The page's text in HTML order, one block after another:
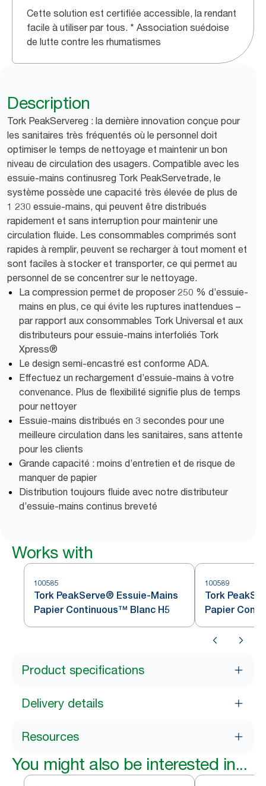
Cette solution est certifiée accessible, la rendant
facile à utiliser par tous. * Association suédoise
de lutte contre les rhumatismes
Description
Tork PeakServereg : la dernière innovation conçue pour
les sanitaires très fréquentés où le personnel doit
optimiser le temps de nettoyage et maintenir un bon
niveau de circulation des usagers. Compatible avec les
essuie-mains continusreg Tork PeakServetrade, le
système possède une capacité très élevée de plus de
1 230 essuie-mains, qui peuvent être distribués
rapidement et sans interruption pour maintenir une
circulation fluide. Les consommables comprimés sont
rapides à remplir, peuvent se recharger à tout moment et
sont faciles à stocker et transporter, ce qui permet au
personnel de se concentrer sur le nettoyage.
La compression permet de proposer 250 % d’essuie-
mains en plus, ce qui évite les ruptures inattendues –
par rapport aux consommables Tork Universal et aux
distributeurs pour essuie-mains interfoliés Tork
Xpress®
Le design semi-encastré est conforme ADA.
Effectuez un rechargement d’essuie-mains à votre
convenance. Plus de flexibilité signifie plus de temps
pour nettoyer
Essuie-mains distribués en 3 secondes pour une
meilleure circulation dans les sanitaires, sans attente
pour les clients
Grande capacité : moins d’entretien et de risque de
manquer de papier
Distribution toujours fluide avec notre distributeur
d’essuie-mains continus breveté
Works with
100585
Tork PeakServe® Essuie-Mains
Papier Continuous™ Blanc H5
100589
Tork
Papier
Product specifications
Delivery details
Resources
You might also be interested in...